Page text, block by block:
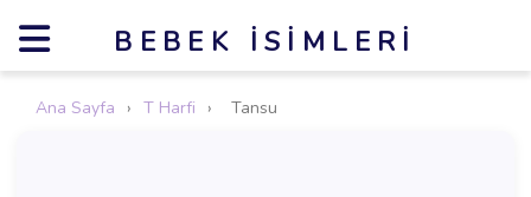
BEBEK İSIMLERI
Ana Sayfa › T Harfi › Tansu